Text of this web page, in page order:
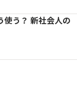
使う？ 新社会人の